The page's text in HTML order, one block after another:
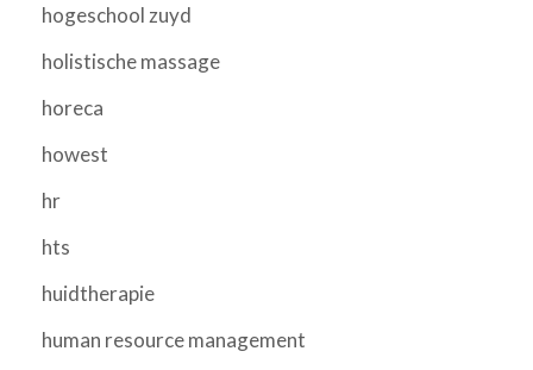
hogeschool zuyd
holistische massage
horeca
howest
hr
hts
huidtherapie
human resource management